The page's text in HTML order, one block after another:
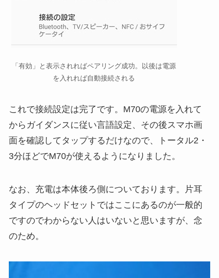
「有効」と表示されればペアリング成功。以後は電源
を入れれば自動接続される
これで接続設定は完了です。M70の電源を入れて
からガイダンスに従い言語設定、その後スマホ画
面を確認してタップするだけなので、トータル2・
3分ほどでM70が使えるようになりました。
なお、充電は本体後ろ側についております。片耳
タイプのヘッドセットではここにあるのが一般的
ですのでわからない人はいないと思いますが、念
のため。